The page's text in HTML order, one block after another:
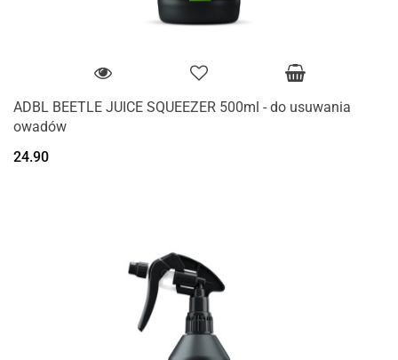
ADBL BEETLE JUICE SQUEEZER 500ml - do usuwania
owadów
24.90